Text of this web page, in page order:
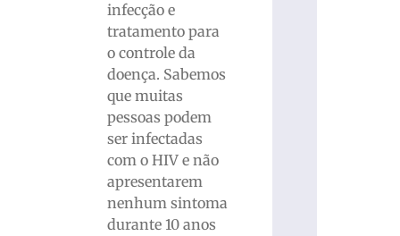
infecção e
tratamento para
o controle da
doença. Sabemos
que muitas
pessoas podem
ser infectadas
com o HIV e não
apresentarem
nenhum sintoma
durante 10 anos